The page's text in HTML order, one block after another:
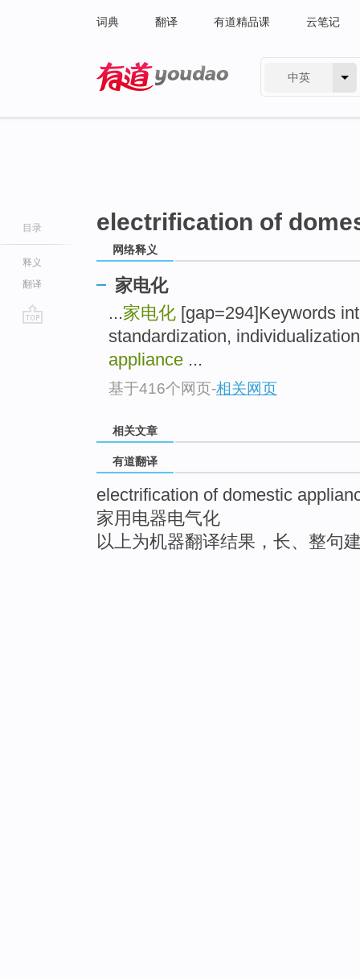
词典 翻译 有道精品课 云笔记
中英
目录
释义
翻译
electrification of
网络释义
家电化
...家电化 [gap=294]Keywords
standardization,
appliance ...
基于416个网页-相关网页
相关文章
有道翻译
electrification of domestic
家用电器电气化
以上为机器翻译结果，长、整句